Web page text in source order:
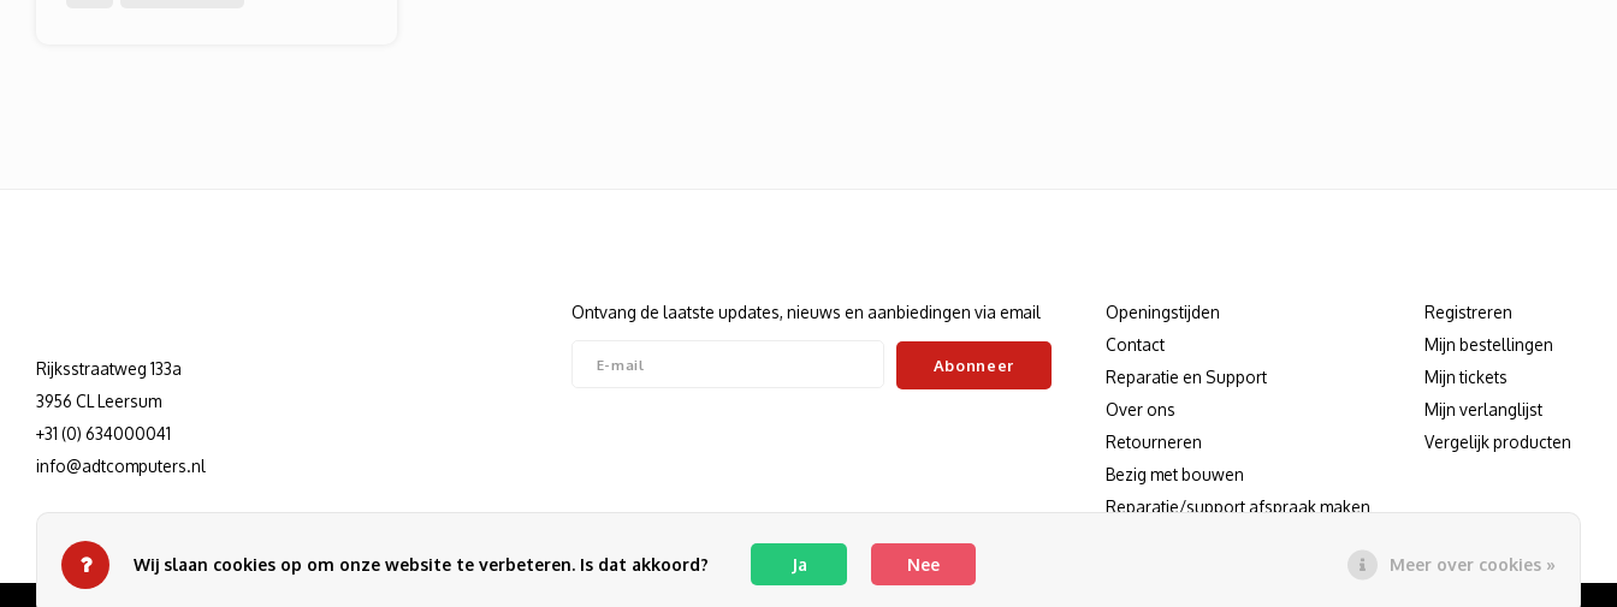
Rijksstraatweg 133a
3956 CL Leersum
+31 (0) 634000041
info@adtcomputers.nl
Ontvang de laatste updates, nieuws en aanbiedingen via email
Abonneer
Openingstijden
Contact
Reparatie en Support
Over ons
Retourneren
Bezig met bouwen
Reparatie/support afspraak maken
Registreren
Mijn bestellingen
Mijn tickets
Mijn verlanglijst
Vergelijk producten
Wij slaan cookies op om onze website te verbeteren. Is dat akkoord? Ja Nee Meer over cookies »